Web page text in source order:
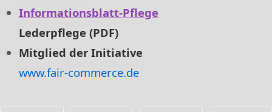
Informationsblatt-Pflege
Lederpflege (PDF)
Mitglied der Initiative
www.fair-commerce.de